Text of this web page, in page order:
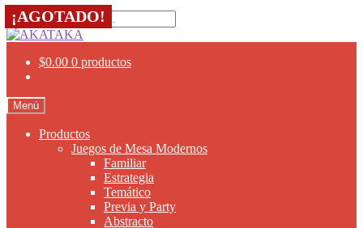
contenido
Búsqueda
de
productos
Menú
Productos
Juegos de Mesa Modernos
Familiar
Estrategia
Temático
Previa y Party
Abstracto
$0.00 0 productos
¡AGOTADO!
¡AGOTADO!